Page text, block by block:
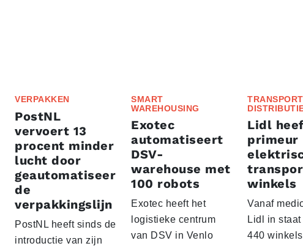
VERPAKKEN
PostNL
vervoert 13
procent minder
lucht door
geautomatiseer
de
verpakkingslijn
PostNL heeft sinds de
introductie van zijn
SMART
WAREHOUSING
Exotec
automatiseert
DSV-
warehouse met
100 robots
Exotec heeft het
logistieke centrum
van DSV in Venlo
Lidl
primeur
winkels
Vanaf
Lidl in
440 winkels